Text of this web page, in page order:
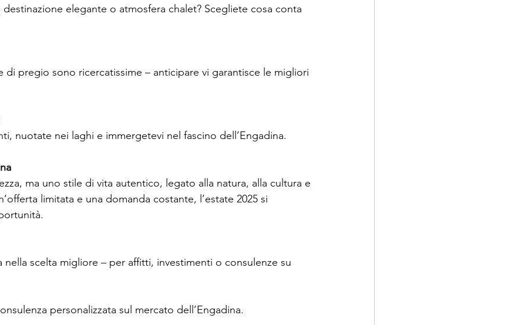
elegante o atmosfera chalet? Scegliete cosa conta
di pregio sono ricercatissime – anticipare vi garantisce le migliori
nuotate nei laghi e immergetevi nel fascino dell’Engadina.
ma uno stile di vita autentico, legato alla natura, alla cultura e
limitata e una domanda costante, l’estate 2025 si
nella scelta migliore – per affitti, investimenti o consulenze su
personalizzata sul mercato dell’Engadina.